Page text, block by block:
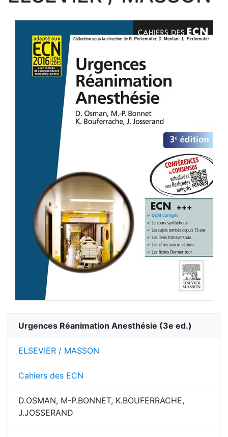
Urgences Réanimation Anesthésie (3e ed.)
ELSEVIER / MASSON
Cahiers des ECN
D.OSMAN, M-P.BONNET, K.BOUFERRACHE,
J.JOSSERAND